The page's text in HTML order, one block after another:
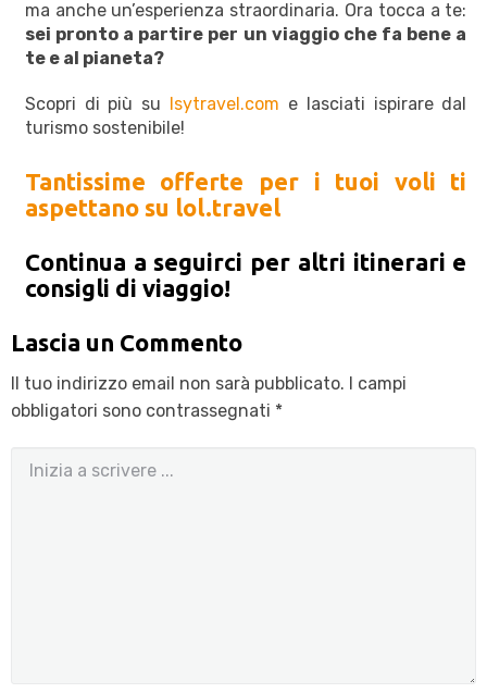
ma anche un’esperienza straordinaria. Ora tocca a te:
sei pronto a partire per un viaggio che fa bene a
te e al pianeta?
Scopri di più su Isytravel.com e lasciati ispirare dal
turismo sostenibile!
Tantissime offerte per i tuoi voli ti
aspettano su lol.travel
Continua a seguirci per altri itinerari e
consigli di viaggio!
Lascia un Commento
Il tuo indirizzo email non sarà pubblicato.
I campi
obbligatori sono contrassegnati *